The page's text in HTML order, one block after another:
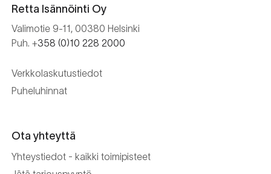
Retta Isännöinti Oy
Valimotie 9-11, 00380 Helsinki
Puh. +358 (0)10 228 2000
Verkkolaskutustiedot
Puheluhinnat
Ota yhteyttä
Yhteystiedot - kaikki toimipisteet